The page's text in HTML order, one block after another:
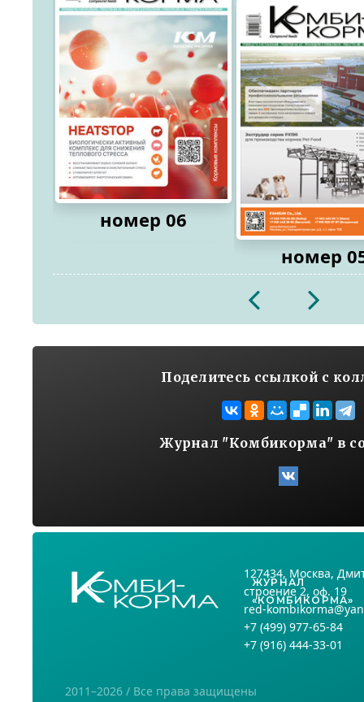
номер 06
номер
2026
Поделитесь ссылкой с
Журнал "Комбикорма" в
ЖУРНАЛ
«КОМБИКОРМА»
127434, Москва,
строение 2, оф. 19
red-
+7 (499) 977-65-84
+7 (916) 444-33-01
2011–2026 / Все права защищены